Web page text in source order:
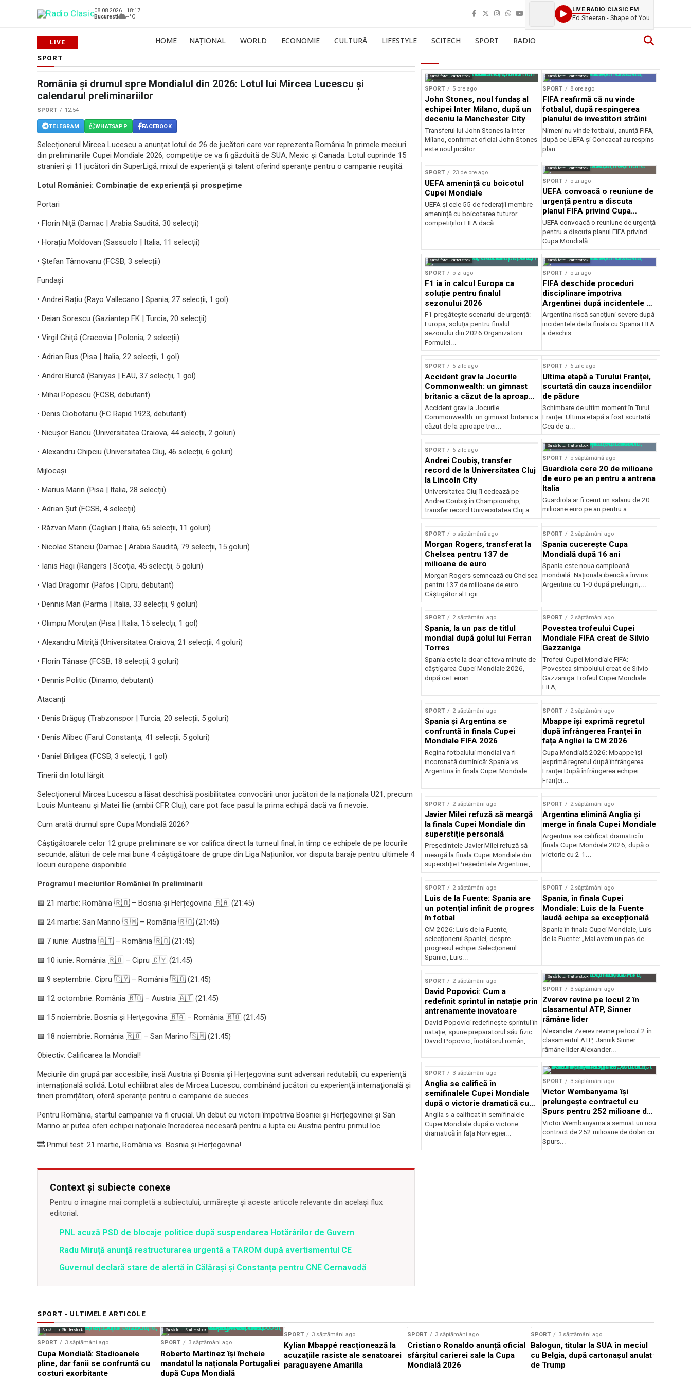
08.08.2026 | 18:17
Bucuresti
--°C
LIVE RADIO CLASIC FM
Ed Sheeran - Shape of You
HOME NAȚIONAL WORLD ECONOMIE CULTURĂ LIFESTYLE SCITECH SPORT RADIO
SPORT
România și drumul spre Mondialul din 2026: Lotul lui Mircea Lucescu și
calendarul preliminariilor
SPORT 12:54
TELEGRAM WHATSAPP FACEBOOK
Selecționerul Mircea Lucescu a anunțat lotul de 26 de jucători care vor reprezenta România în primele meciuri
din preliminariile Cupei Mondiale 2026, competiție ce va fi găzduită de SUA, Mexic și Canada. Lotul cuprinde 15
stranieri și 11 jucători din SuperLigă, mixul de experiență și talent oferind speranțe pentru o campanie reușită.
Lotul României: Combinație de experiență și prospețime
Portari
• Florin Niță (Damac | Arabia Saudită, 30 selecții)
• Horațiu Moldovan (Sassuolo | Italia, 11 selecții)
• Ștefan Târnovanu (FCSB, 3 selecții)
Fundași
• Andrei Rațiu (Rayo Vallecano | Spania, 27 selecții, 1 gol)
• Deian Sorescu (Gaziantep FK | Turcia, 20 selecții)
• Virgil Ghiță (Cracovia | Polonia, 2 selecții)
• Adrian Rus (Pisa | Italia, 22 selecții, 1 gol)
• Andrei Burcă (Baniyas | EAU, 37 selecții, 1 gol)
• Mihai Popescu (FCSB, debutant)
• Denis Ciobotariu (FC Rapid 1923, debutant)
• Nicuşor Bancu (Universitatea Craiova, 44 selecții, 2 goluri)
• Alexandru Chipciu (Universitatea Cluj, 46 selecții, 6 goluri)
Mijlocași
• Marius Marin (Pisa | Italia, 28 selecții)
• Adrian Șut (FCSB, 4 selecții)
• Răzvan Marin (Cagliari | Italia, 65 selecții, 11 goluri)
• Nicolae Stanciu (Damac | Arabia Saudită, 79 selecții, 15 goluri)
• Ianis Hagi (Rangers | Scoția, 45 selecții, 5 goluri)
• Vlad Dragomir (Pafos | Cipru, debutant)
• Dennis Man (Parma | Italia, 33 selecții, 9 goluri)
• Olimpiu Moruțan (Pisa | Italia, 15 selecții, 1 gol)
• Alexandru Mitriță (Universitatea Craiova, 21 selecții, 4 goluri)
• Florin Tănase (FCSB, 18 selecții, 3 goluri)
• Dennis Politic (Dinamo, debutant)
Atacanți
• Denis Drăguș (Trabzonspor | Turcia, 20 selecții, 5 goluri)
• Denis Alibec (Farul Constanța, 41 selecții, 5 goluri)
• Daniel Bîrligea (FCSB, 3 selecții, 1 gol)
Tinerii din lotul lărgit
Selecționerul Mircea Lucescu a lăsat deschisă posibilitatea convocării unor jucători de la naționala U21, precum
Louis Munteanu și Matei Ilie (ambii CFR Cluj), care pot face pasul la prima echipă dacă va fi nevoie.
Cum arată drumul spre Cupa Mondială 2026?
Câștigătoarele celor 12 grupe preliminare se vor califica direct la turneul final, în timp ce echipele de pe locurile
secunde, alături de cele mai bune 4 câștigătoare de grupe din Liga Națiunilor, vor disputa baraje pentru ultimele 4
locuri europene disponibile.
Programul meciurilor României în preliminarii
📅 21 martie: România 🇷🇴 – Bosnia și Herțegovina 🇧🇦 (21:45)
📅 24 martie: San Marino 🇸🇲 – România 🇷🇴 (21:45)
📅 7 iunie: Austria 🇦🇹 – România 🇷🇴 (21:45)
📅 10 iunie: România 🇷🇴 – Cipru 🇨🇾 (21:45)
📅 9 septembrie: Cipru 🇨🇾 – România 🇷🇴 (21:45)
📅 12 octombrie: România 🇷🇴 – Austria 🇦🇹 (21:45)
📅 15 noiembrie: Bosnia și Herțegovina 🇧🇦 – România 🇷🇴 (21:45)
📅 18 noiembrie: România 🇷🇴 – San Marino 🇸🇲 (21:45)
Obiectiv: Calificarea la Mondial!
Meciurile din grupă par accesibile, însă Austria și Bosnia și Herțegovina sunt adversari redutabili, cu experiență
internațională solidă. Lotul echilibrat ales de Mircea Lucescu, combinând jucători cu experiență internațională și
tineri promițători, oferă speranțe pentru o campanie de succes.
Pentru România, startul campaniei va fi crucial. Un debut cu victorii împotriva Bosniei și Herțegovinei și San
Marino ar putea oferi echipei naționale încrederea necesară pentru a lupta cu Austria pentru primul loc.
🔜 Primul test: 21 martie, România vs. Bosnia și Herțegovina!
Context și subiecte conexe
Pentru o imagine mai completă a subiectului, urmărește și aceste articole relevante din același flux
editorial.
PNL acuză PSD de blocaje politice după suspendarea Hotărârilor de Guvern
Radu Miruță anunță restructurarea urgentă a TAROM după avertismentul CE
Guvernul declară stare de alertă în Călărași și Constanța pentru CNE Cernavodă
Sursă foto: Shutterstock
SPORT 5 ore ago
John Stones, noul fundaș al
echipei Inter Milano, după un
deceniu la Manchester City
Transferul lui John Stones la Inter
Milano, confirmat oficial John Stones
este noul jucător...
Sursă foto: Shutterstock
SPORT 8 ore ago
FIFA reafirmă că nu vinde
fotbalul, după respingerea
planului de investitori străini
Nimeni nu vinde fotbalul, anunţă FIFA,
după ce UEFA şi Concacaf au respins
plan...
SPORT 23 de ore ago
UEFA amenință cu boicotul
Cupei Mondiale
UEFA și cele 55 de federații membre
amenință cu boicotarea tuturor
competițiilor FIFA dacă...
Sursă foto: Shutterstock
SPORT o zi ago
UEFA convoacă o reuniune de
urgență pentru a discuta
planul FIFA privind Cupa
Mondială
UEFA convoacă o reuniune de urgență
pentru a discuta planul FIFA privind
Cupa Mondială...
Sursă foto: Shutterstock
SPORT o zi ago
F1 ia în calcul Europa ca
soluție pentru finalul
sezonului 2026
F1 pregătește scenariul de urgență:
Europa, soluția pentru finalul
sezonului din 2026 Organizatorii
Formulei...
Sursă foto: Shutterstock
SPORT o zi ago
FIFA deschide proceduri
disciplinare împotriva
Argentinei după incidentele de
la finala cu Spania
Argentina riscă sancțiuni severe după
incidentele de la finala cu Spania FIFA
a deschis...
SPORT 5 zile ago
Accident grav la Jocurile
Commonwealth: un gimnast
britanic a căzut de la aproape
trei metri
Accident grav la Jocurile
Commonwealth: un gimnast britanic a
căzut de la aproape trei...
SPORT 6 zile ago
Ultima etapă a Turului Franței,
scurtată din cauza incendiilor
de pădure
Schimbare de ultim moment în Turul
Franței: Ultima etapă a fost scurtată
Cea de-a...
SPORT 6 zile ago
Andrei Coubiș, transfer
record de la Universitatea Cluj
la Lincoln City
Universitatea Cluj îl cedează pe
Andrei Coubiș în Championship,
transfer record Universitatea Cluj a...
Sursă foto: Shutterstock
SPORT o săptămână ago
Guardiola cere 20 de milioane
de euro pe an pentru a antrena
Italia
Guardiola ar fi cerut un salariu de 20
milioane euro pe an pentru a...
SPORT o săptămână ago
Morgan Rogers, transferat la
Chelsea pentru 137 de
milioane de euro
Morgan Rogers semnează cu Chelsea
pentru 137 de milioane de euro
Câștigător al Ligii...
SPORT 2 săptămâni ago
Spania cucerește Cupa
Mondială după 16 ani
Spania este noua campioană
mondială. Naționala iberică a învins
Argentina cu 1-0 după prelungiri,...
SPORT 2 săptămâni ago
Spania, la un pas de titlul
mondial după golul lui Ferran
Torres
Spania este la doar câteva minute de
câștigarea Cupei Mondiale 2026,
după ce Ferran...
SPORT 2 săptămâni ago
Povestea trofeului Cupei
Mondiale FIFA creat de Silvio
Gazzaniga
Trofeul Cupei Mondiale FIFA:
Povestea simbolului creat de Silvio
Gazzaniga Trofeul Cupei Mondiale
FIFA,...
SPORT 2 săptămâni ago
Spania și Argentina se
confruntă în finala Cupei
Mondiale FIFA 2026
Regina fotbalului mondial va fi
încoronată duminică: Spania vs.
Argentina în finala Cupei Mondiale...
SPORT 2 săptămâni ago
Mbappe își exprimă regretul
după înfrângerea Franței în
fața Angliei la CM 2026
Cupa Mondială 2026: Mbappe își
exprimă regretul după înfrângerea
Franței După înfrângerea echipei
Franței...
SPORT 2 săptămâni ago
Javier Milei refuză să meargă
la finala Cupei Mondiale din
superstiție personală
Președintele Javier Milei refuză să
meargă la finala Cupei Mondiale din
superstiție Președintele Argentinei,...
SPORT 2 săptămâni ago
Argentina elimină Anglia și
merge în finala Cupei Mondiale
Argentina s-a calificat dramatic în
finala Cupei Mondiale 2026, după o
victorie cu 2-1...
SPORT 2 săptămâni ago
Luis de la Fuente: Spania are
un potențial infinit de progres
în fotbal
CM 2026: Luis de la Fuente,
selecționerul Spaniei, despre
progresul echipei Selecționerul
Spaniei, Luis...
SPORT 2 săptămâni ago
Spania, în finala Cupei
Mondiale: Luis de la Fuente
laudă echipa sa excepțională
Spania în finala Cupei Mondiale, Luis
de la Fuente: „Mai avem un pas de...
SPORT 2 săptămâni ago
David Popovici: Cum a
redefinit sprintul în natație prin
antrenamente inovatoare
David Popovici redefinește sprintul în
natație, spune preparatorul său fizic
David Popovici, înotătorul român,...
Sursă foto: Shutterstock
SPORT 3 săptămâni ago
Zverev revine pe locul 2 în
clasamentul ATP, Sinner
rămâne lider
Alexander Zverev revine pe locul 2 în
clasamentul ATP, Jannik Sinner
rămâne lider Alexander...
SPORT 3 săptămâni ago
Anglia se califică în
semifinalele Cupei Mondiale
după o victorie dramatică cu
Norvegia
Anglia s-a calificat în semifinalele
Cupei Mondiale după o victorie
dramatică în fața Norvegiei...
SPORT 3 săptămâni ago
Victor Wembanyama își
prelungește contractul cu
Spurs pentru 252 milioane de
dolari
Victor Wembanyama a semnat un nou
contract de 252 milioane de dolari cu
Spurs...
SPORT - ULTIMELE ARTICOLE
Sursă foto: Shutterstock
SPORT 3 săptămâni ago
Cupa Mondială: Stadioanele
pline, dar fanii se confruntă cu
costuri exorbitante
Sursă foto: Shutterstock
SPORT 3 săptămâni ago
Roberto Martinez își încheie
mandatul la naționala Portugaliei
după Cupa Mondială
SPORT 3 săptămâni ago
Kylian Mbappé reacționează la
acuzațiile rasiste ale senatoarei
paraguayene Amarilla
SPORT 3 săptămâni ago
Cristiano Ronaldo anunță oficial
sfârșitul carierei sale la Cupa
Mondială 2026
SPORT 3 săptămâni ago
Balogun, titular la SUA în meciul
cu Belgia, după cartonașul anulat
de Trump